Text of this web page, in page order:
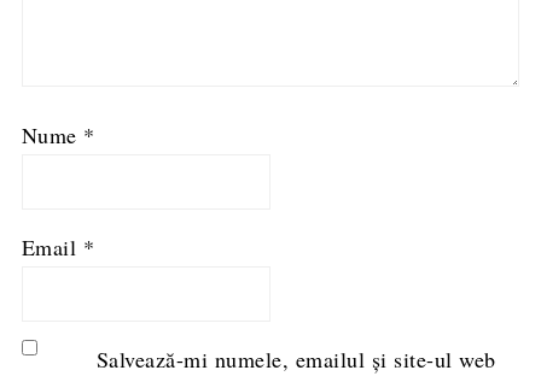
Nume *
Email *
Salvează-mi numele, emailul și site-ul web